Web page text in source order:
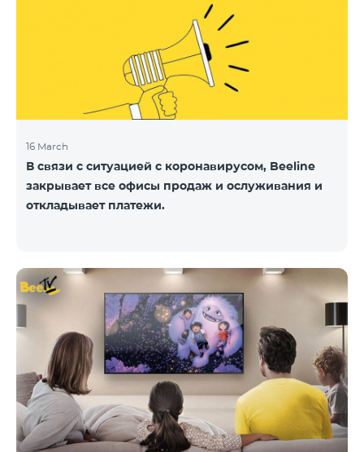
16 March
В связи с ситуацией с коронавирусом, Beeline
закрывает все офисы продаж и ослуживания и
откладывает платежи.